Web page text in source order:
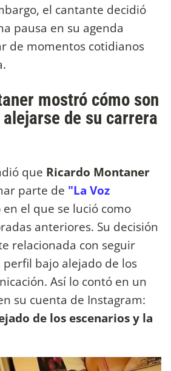
el cantante decidió
pausa en su agenda
de momentos cotidianos
mostró cómo son
de su carrera
que Ricardo Montaner
parte de "La Voz
en el que se lució como
anteriores. Su decisión
relacionada con seguir
bajo alejado de los
Así lo contó en un
su cuenta de Instagram:
de los escenarios y la